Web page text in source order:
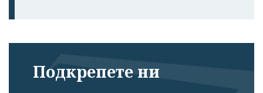
Подкрепете ни